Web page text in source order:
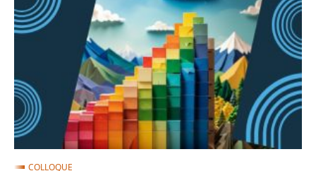
Le
juge
hiérarchie
des
normes
Entretiens
COLLOQUE